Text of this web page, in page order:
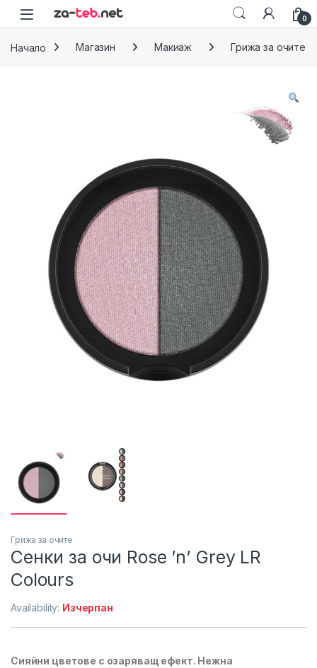
Skip to navigation
Skip to content
0
Начало Магазин Макиаж Грижа за очите
Грижа за очите
Сенки за очи Rose ’n’ Grey LR
Colours
Availability: Изчерпан
Сияйни цветове с озаряващ ефект. Нежна